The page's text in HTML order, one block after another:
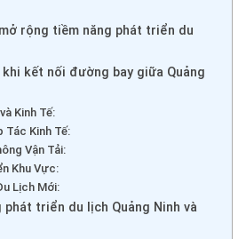
rộng tiềm năng phát triển du
kết nối đường bay giữa Quảng
Kinh Tế:
Tác Kinh Tế:
Vận Tải:
Khu Vực:
Lịch Mới:
triển du lịch Quảng Ninh và